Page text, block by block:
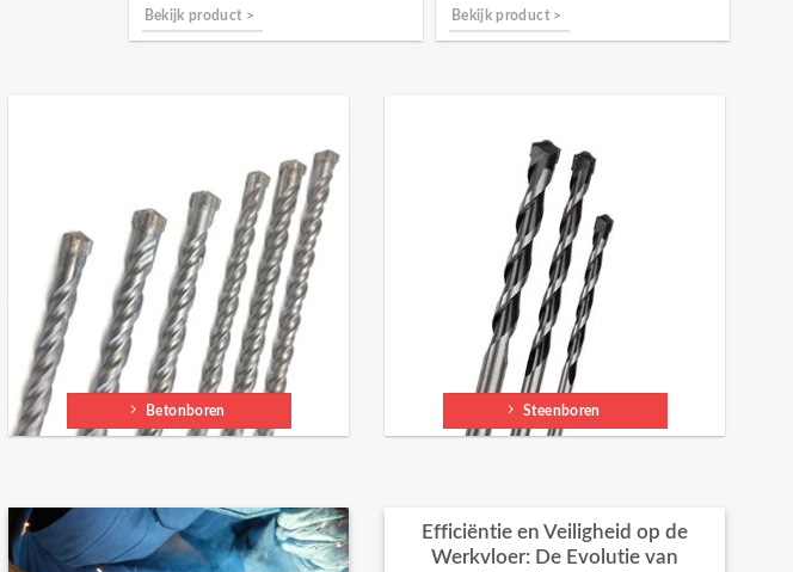
Bekijk product > Bekijk product >
Betonboren Steenboren
Efficiëntie en Veiligheid op de
Werkvloer: De Evolutie van